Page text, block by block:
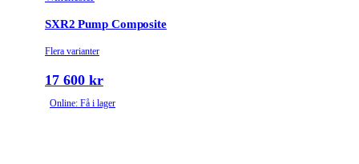
SXR2 Pump Composite
Flera varianter
17 600 kr
Online: Få i lager